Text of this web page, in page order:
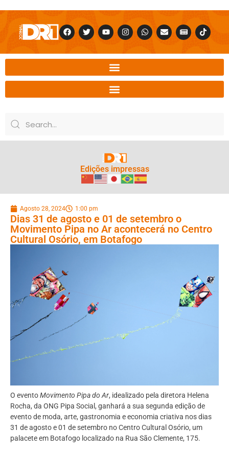
Edições impressas
Agosto 28, 2024 1:00 pm
Dias 31 de agosto e 01 de setembro o
Movimento Pipa no Ar acontecerá no Centro
Cultural Osório, em Botafogo
O eventoMovimento Pipa do Ar, idealizado pela diretora Helena
Rocha, da ONG Pipa Social, ganhará a sua segunda edição de
evento de moda, arte, gastronomia e economia criativa nos dias
31 de agosto e 01 de setembro no Centro Cultural Osório, um
palacete em Botafogo localizado na Rua São Clemente, 175.